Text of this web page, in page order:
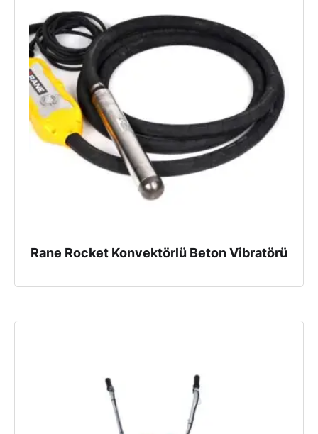
Rane Rocket Konvektörlü Beton Vibratörü